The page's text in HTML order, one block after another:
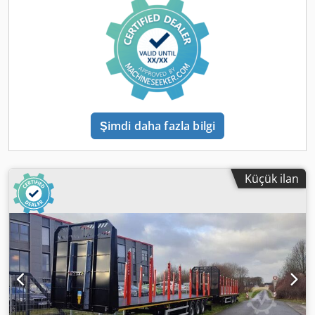
Şasi Treyler (Spedition Tipi) Çelik, güçlendirilmiş kaynak
konstrüksiyonu; yalnızca 2 uzunlamasına profil, çift T-kiriş
olarak, uzunlamasına profiller arasında çelik/kaydırmaz sac
uygulaması; değiştirilebilir 2. kingpinli çeki tablası; arka
lambalar için çamurluk. 1 adet çelik depolama kutusu,
uzun profiller arasında gömülü. Kasa üzerinde üretici
tercihiyle cıvatalı veya kaynaklı 8 çift sabitleme halkası
(zurröse). 24 ton, 2 kademeli destek vinci; tek taraftan
kullanım, düz alt kısım, itme dengelemesi olmadan. 2 adet
standartlarında çamur önleyici flaplı. 1 adet yedek lastik
taşıyıcı (1 E-teker için), jant sabitleme setli. 8 adet ahşap
çıtalı yatak, üreticiye bağlı olarak; şasiye cıvatalı, her
birinde 2 adet teleskopik ahşap çıta (1800-2800 mm, çift
başına 7 ton taşıma kapasitesi). Crsdpfx Aoi Rivwsbzsf
Akslar + Süspansiyon SAF marka disk frenli akslar, 430 mm
disk çapı. Havalı süspansiyon, yükseltme & alçaltma valfi,
akslarda güvenlik halatı. 1. aks otomatik kaldırma aksı (lift
aks), zorunlu alçaltmalı ve hareket destekli; 3 kez fren
basınca devreye girer (hareket desteği, aks aşırı yüklemesi
Şimdi daha fazla bilgi
Küçük ilan